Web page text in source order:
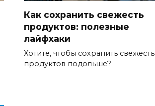
Как сохранить свежесть
продуктов: полезные
лайфхаки
Хотите, чтобы сохранить свежесть
продуктов подольше?